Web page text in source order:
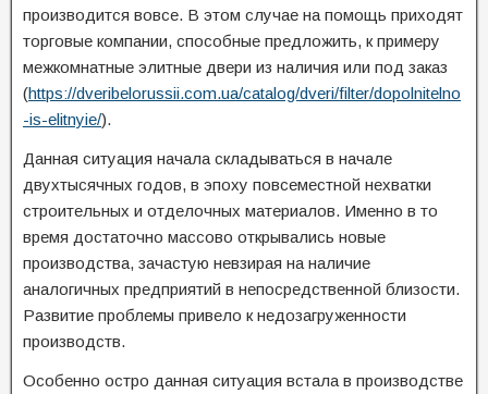
производится вовсе. В этом случае на помощь приходят
торговые компании, способные предложить, к примеру
межкомнатные элитные двери из наличия или под заказ
(https://dveribelorussii.com.ua/catalog/dveri/filter/dopolnitelno
-is-elitnyie/).
Данная ситуация начала складываться в начале
двухтысячных годов, в эпоху повсеместной нехватки
строительных и отделочных материалов. Именно в то
время достаточно массово открывались новые
производства, зачастую невзирая на наличие
аналогичных предприятий в непосредственной близости.
Развитие проблемы привело к недозагруженности
производств.
Особенно остро данная ситуация встала в производстве